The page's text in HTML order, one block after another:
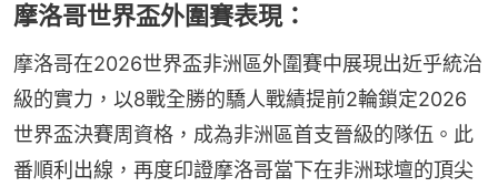
摩洛哥世界盃外圍賽表現：
摩洛哥在2026世界盃非洲區外圍賽中展現出近乎統治
級的實力，以8戰全勝的驕人戰績提前2輪鎖定2026
世界盃決賽周資格，成為非洲區首支晉級的隊伍。此
番順利出線，再度印證摩洛哥當下在非洲球壇的頂尖